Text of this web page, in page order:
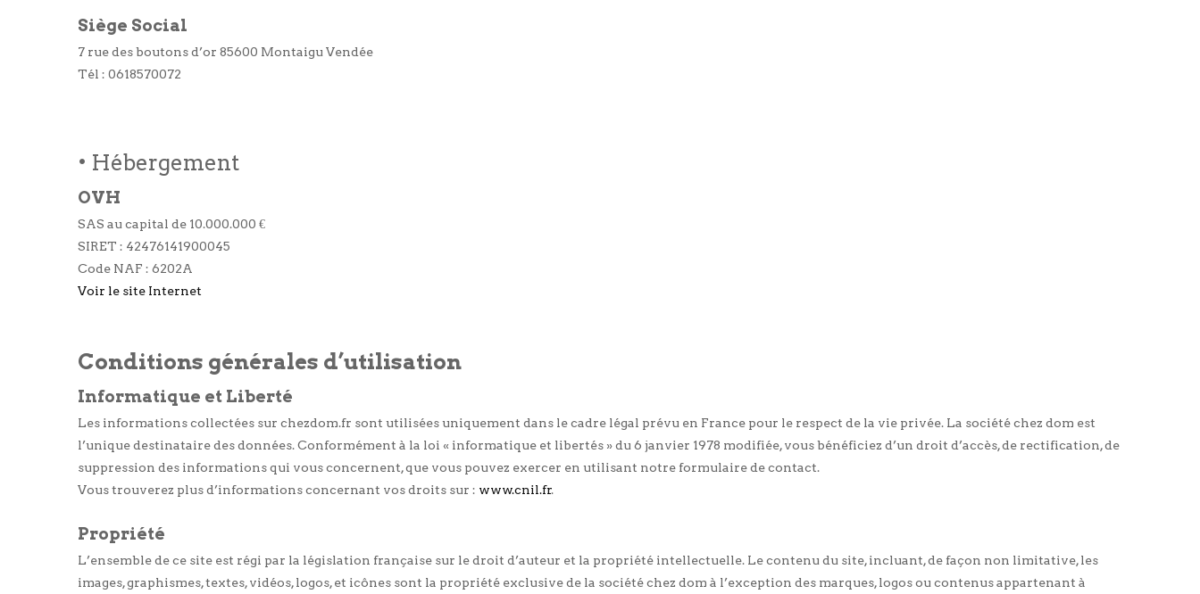
Siège Social
7 rue des boutons d’or 85600 Montaigu Vendée
Tél : 0618570072
• Hébergement
OVH
SAS au capital de 10.000.000 €
SIRET : 42476141900045
Code NAF : 6202A
Voir le site Internet
Conditions générales d’utilisation
Informatique et Liberté
Les informations collectées sur chezdom.fr sont utilisées uniquement dans le cadre légal prévu en France pour le respect de la vie privée. La société chez dom est
l’unique destinataire des données. Conformément à la loi « informatique et libertés » du 6 janvier 1978 modifiée, vous bénéficiez d’un droit d’accès, de rectification, de
suppression des informations qui vous concernent, que vous pouvez exercer en utilisant notre formulaire de contact.
Vous trouverez plus d’informations concernant vos droits sur : www.cnil.fr.
Propriété
L’ensemble de ce site est régi par la législation française sur le droit d’auteur et la propriété intellectuelle. Le contenu du site, incluant, de façon non limitative, les
images, graphismes, textes, vidéos, logos, et icônes sont la propriété exclusive de la société chez dom à l’exception des marques, logos ou contenus appartenant à